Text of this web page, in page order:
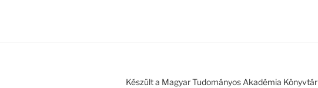
Készült a Magyar Tudományos Akadémia Könyvtár